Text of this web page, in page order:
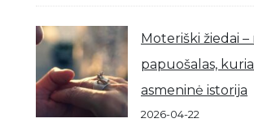
Moteriški žiedai –
papuošalas,
asmeninė istorija
2026-04-22